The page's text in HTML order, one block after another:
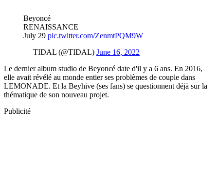
Beyoncé
RENAISSANCE
July 29 pic.twitter.com/ZenmtPQM9W
— TIDAL (@TIDAL) June 16, 2022
Le dernier album studio de Beyoncé date d'il y a 6 ans. En 2016,
elle avait révélé au monde entier ses problèmes de couple dans
LEMONADE. Et la Beyhive (ses fans) se questionnent déjà sur la
thématique de son nouveau projet.
Publicité